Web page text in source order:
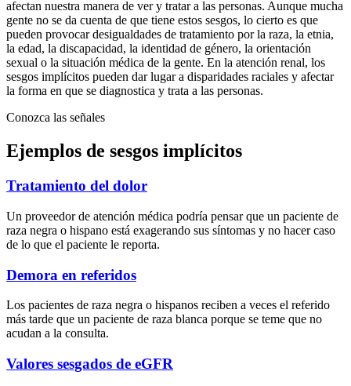
afectan nuestra manera de ver y tratar a las personas. Aunque mucha
gente no se da cuenta de que tiene estos sesgos, lo cierto es que
pueden provocar desigualdades de tratamiento por la raza, la etnia,
la edad, la discapacidad, la identidad de género, la orientación
sexual o la situación médica de la gente. En la atención renal, los
sesgos implícitos pueden dar lugar a disparidades raciales y afectar
la forma en que se diagnostica y trata a las personas.
Conozca las señales
Ejemplos de sesgos implícitos
Tratamiento del dolor
Un proveedor de atención médica podría pensar que un paciente de
raza negra o hispano está exagerando sus síntomas y no hacer caso
de lo que el paciente le reporta.
Demora en referidos
Los pacientes de raza negra o hispanos reciben a veces el referido
más tarde que un paciente de raza blanca porque se teme que no
acudan a la consulta.
Valores sesgados de eGFR